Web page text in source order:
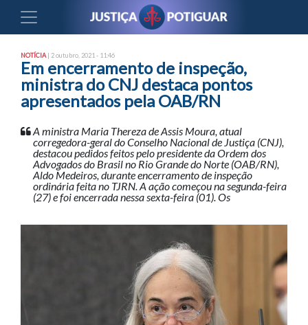
NOTÍCIA | 2 outubro, 2021 - 11:46
Em encerramento de inspeção,
ministra do CNJ destaca pontos
apresentados pela OAB/RN
A ministra Maria Thereza de Assis Moura, atual
corregedora-geral do Conselho Nacional de Justiça (CNJ),
destacou pedidos feitos pelo presidente da Ordem dos
Advogados do Brasil no Rio Grande do Norte (OAB/RN),
Aldo Medeiros, durante encerramento de inspeção
ordinária feita no TJRN. A ação começou na segunda-feira
(27) e foi encerrada nessa sexta-feira (01). Os